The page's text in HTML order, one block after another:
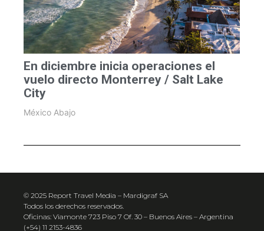
En diciembre inicia operaciones el
vuelo directo Monterrey / Salt Lake
City
México Abajo
© 2025 Report Travel Media – Mardigraf SA
Todos los derechos reservados.
Oficinas: Viamonte 723 Piso 7 Of. 30 – Buenos Aires – Argentina
(+54) 11 2153-4836